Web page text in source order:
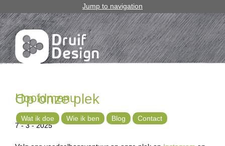
Jump to navigation
Op onze plek
7 - 3 - 2025
Hoofdmenu
Wat ik doe Wie ik ben Blog Contact